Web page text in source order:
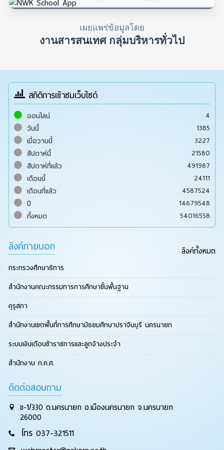
เผยแพร่ข้อมูลโดย
งานสารสนเทศ กลุ่มบริหารทั่วไป
สถิติการเข้าชมเว็บไซต์
ออนไลน์
4
วันนี้
1385
เมื่อวานนี้
3227
สัปดาห์นี้
21580
สัปดาห์ที่แล้ว
491987
เดือนนี้
24111
เดือนที่แล้ว
4587524
ปี
14679548
ทั้งหมด
54016558
ลิงค์ภายนอก ลิงค์ทั้งหมด
กระทรวงศึกษาธิการ
สำนักงานคณะกรรมการการศึกษาขั้นพื้นฐาน
คุรุสภา
สำนักงานเขตพื้นที่การศึกษามัธยมศึกษาปราจีนบุรี นครนายก
ระบบเงินเดือนข้าราชการและลูกจ้างประจำ
สำนักงาน ก.ค.ศ.
ติดต่อสอบถาม
ข-1/330 ต.นครนายก อ.เมืองนครนายก จ.นครนายก
26000
โทร 037-321511